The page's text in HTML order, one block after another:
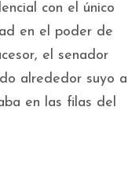
con el único
en el poder de
el senador
alrededor suyo a
en las filas del